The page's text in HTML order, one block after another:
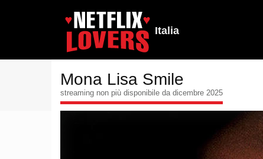
Italia
Mona Lisa Smile
streaming non più disponibile da dicembre 2025